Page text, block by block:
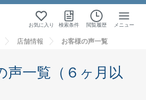
お気に入り 検索条件 閲覧履歴 メニュー
店舗情報 お客様の声一覧
声一覧（６ヶ月以